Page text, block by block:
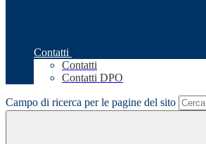
Contatti
Contatti
Contatti DPO
Campo di ricerca per le pagine del sito